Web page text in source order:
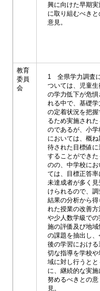
興に向けた早期実
に取り組むべきと
意見。
教育
委員
会
1 全県学力調査
ついては、児童生
の学力低下が危惧
れる中で、基礎学
の定着状況を把握
るため実施された
のであるが、小学
においては、概ね
待された目標値に
することができた
のの、中学校にお
ては、目標正答率
未達成者が多く見
けられるので、調
結果の分析から得
れた授業の改善方
や少人数学級での
施の評価及び地域
の課題を抽出し、
後の学習における
切な指導を学校や
域に対し行うとと
に、継続的な実施
努めるべきとの意
見。